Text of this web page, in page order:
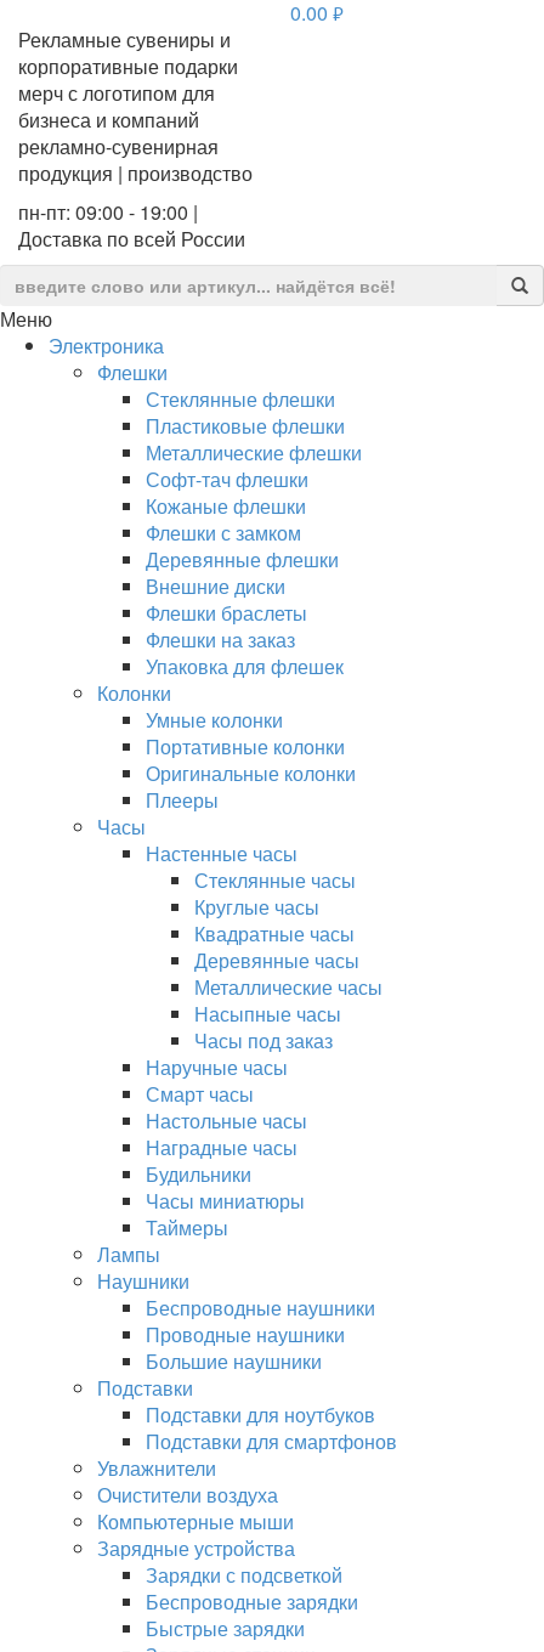
Рекламные сувениры и
корпоративные подарки
мерч с логотипом для
бизнеса и компаний
рекламно-сувенирная
продукция | производство
пн-пт: 09:00 - 19:00 |
Доставка по всей России
0.00 руб.
Меню
Электроника
Флешки
Стеклянные флешки
Пластиковые флешки
Металлические флешки
Софт-тач флешки
Кожаные флешки
Флешки с замком
Деревянные флешки
Внешние диски
Флешки браслеты
Флешки на заказ
Упаковка для флешек
Колонки
Умные колонки
Портативные колонки
Оригинальные колонки
Плееры
Часы
Настенные часы
Стеклянные часы
Круглые часы
Квадратные часы
Деревянные часы
Металлические часы
Насыпные часы
Часы под заказ
Наручные часы
Смарт часы
Настольные часы
Наградные часы
Будильники
Часы миниатюры
Таймеры
Лампы
Наушники
Беспроводные наушники
Проводные наушники
Большие наушники
Подставки
Подставки для ноутбуков
Подставки для смартфонов
Увлажнители
Очистители воздуха
Компьютерные мыши
Зарядные устройства
Зарядки с подсветкой
Беспроводные зарядки
Быстрые зарядки